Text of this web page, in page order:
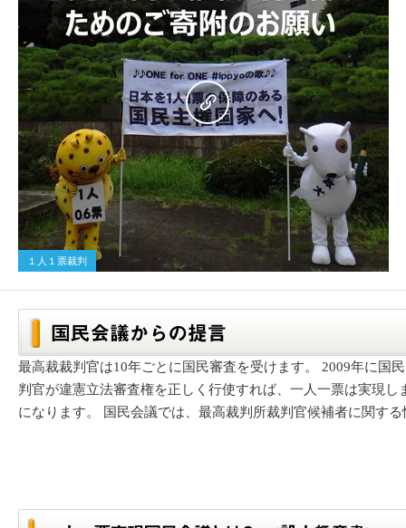
１人１票裁判
最高裁裁判官は10年ごとに国民審査を受けます。 2009年に国
判官が違憲立法審査権を正しく行使すれば、一人一票は実現
になります。 国民会議では、最高裁判所裁判官候補者に関す